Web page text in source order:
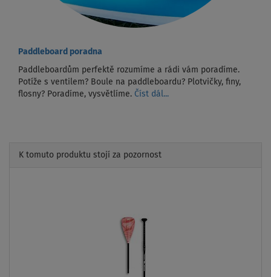
Paddleboard poradna
Paddleboardům perfektě rozumíme a rádi vám poradíme.
Potíže s ventilem? Boule na paddleboardu? Plotvičky, finy,
flosny? Poradíme, vysvětlíme. Číst dál...
K tomuto produktu stojí za pozornost